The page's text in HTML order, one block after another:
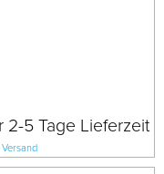
Versand